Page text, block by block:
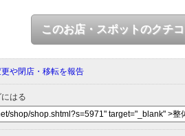
このお店・スポットのクチ
や閉店・移転を報告
はる